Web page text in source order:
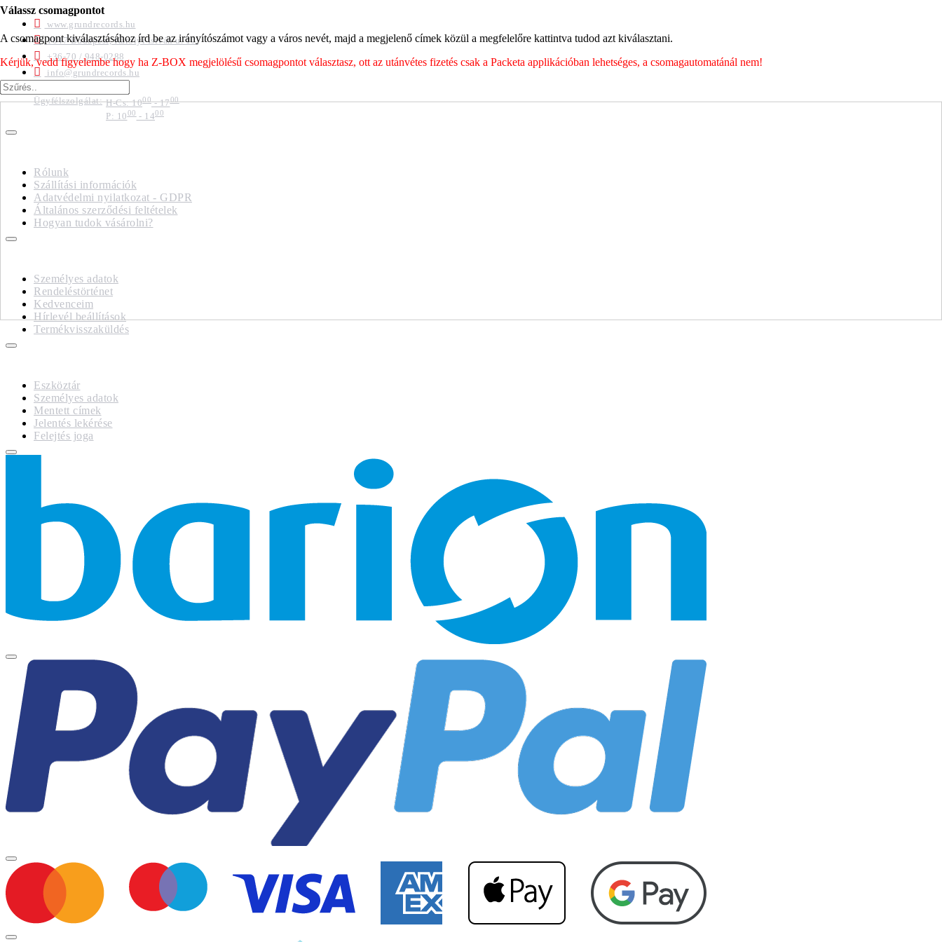
www.grundrecords.hu
1047 Budapest, Károlyi István u. 10.
+36-70 / 948-0288
info@grundrecords.hu
Ügyfélszolgálat: H-Cs: 1000- 1700
P: 1000- 1400
Rólunk
Szállítási információk
Adatvédelmi nyilatkozat - GDPR
Általános szerződési feltételek
Hogyan tudok vásárolni?
Személyes adatok
Rendeléstörténet
Kedvenceim
Hírlevél beállítások
Termékvisszaküldés
Eszköztár
Személyes adatok
Mentett címek
Jelentés lekérése
Felejtés joga
Válassz csomagpontot
A csomagpont kiválasztásához írd be az irányítószámot vagy a város nevét, majd a megjelenő címek közül a megfelelőre kattintva tudod azt kiválasztani.
Kérjük, vedd figyelembe hogy ha Z-BOX megjelölésű csomagpontot választasz, ott az utánvétes fizetés csak a Packeta applikációban lehetséges, a csomagautomatánál nem!